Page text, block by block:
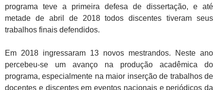
programa teve a primeira defesa de dissertação, e até
metade de abril de 2018 todos discentes tiveram seus
trabalhos finais defendidos.
Em 2018 ingressaram 13 novos mestrandos. Neste ano
percebeu-se um avanço na produção acadêmica do
programa, especialmente na maior inserção de trabalhos de
docentes e discentes em eventos nacionais e periódicos da